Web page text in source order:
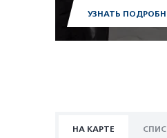
УЗНАТЬ
НА КАРТЕ